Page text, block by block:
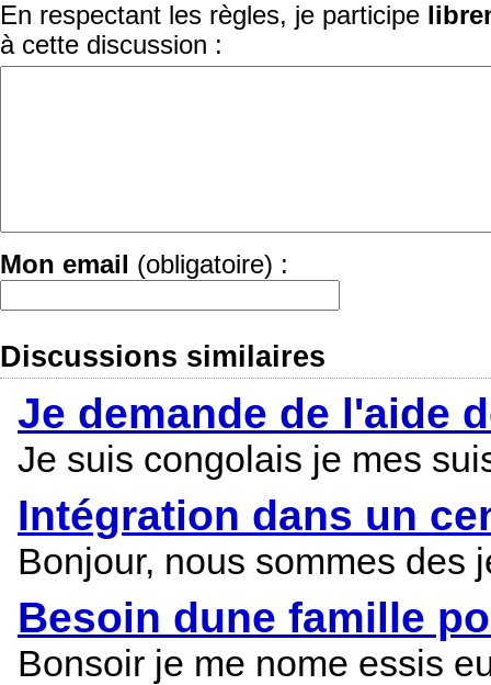
En respectant les règles, je participe
à cette discussion :
Mon email (obligatoire) :
Discussions similaires
Je demande de l'aide
Je suis congolais je mes
Intégration dans un
Bonjour, nous sommes des
Besoin dune famille
Bonsoir je me nome essis